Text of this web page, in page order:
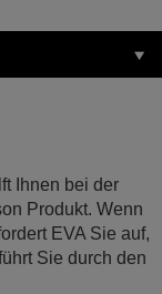
Ihnen bei der
Produkt. Wenn
EVA Sie auf,
Sie durch den